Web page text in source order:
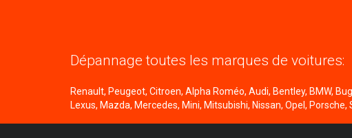
Dépannage toutes les marques de voitures:
Renault, Peugeot, Citroen, Alpha Roméo, Audi, Bentley, BMW,
Lexus, Mazda, Mercedes, Mini, Mitsubishi, Nissan, Opel,